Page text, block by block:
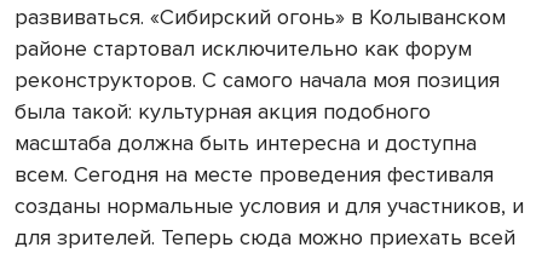
развиваться. «Сибирский огонь» в Колыванском
районе стартовал исключительно как форум
реконструкторов. С самого начала моя позиция
была такой: культурная акция подобного
масштаба должна быть интересна и доступна
всем. Сегодня на месте проведения фестиваля
созданы нормальные условия и для участников, и
для зрителей. Теперь сюда можно приехать всей